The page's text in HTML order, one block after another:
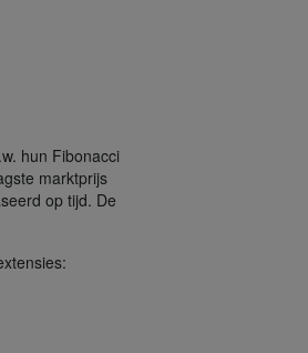
hun Fibonacci
marktprijs
op tijd. De